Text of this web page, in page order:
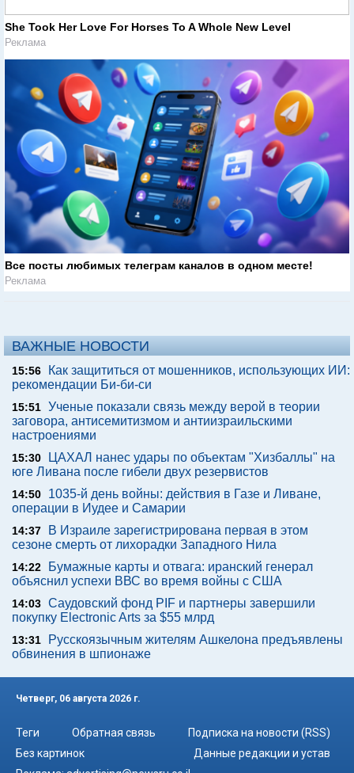
She Took Her Love For Horses To A Whole New Level
Реклама
Все посты любимых телеграм каналов в одном месте!
Реклама
ВАЖНЫЕ НОВОСТИ
15:56
Как защититься от мошенников, использующих ИИ:
рекомендации Би-би-си
15:51 Ученые показали связь между верой в теории
заговора, антисемитизмом и антиизраильскими
настроениями
15:30
ЦАХАЛ нанес удары по объектам "Хизбаллы" на
юге Ливана после гибели двух резервистов
14:50
1035-й день войны: действия в Газе и Ливане,
операции в Иудее и Самарии
14:37
В Израиле зарегистрирована первая в этом
сезоне смерть от лихорадки Западного Нила
14:22
Бумажные карты и отвага: иранский генерал
объяснил успехи ВВС во время войны с США
14:03 Саудовский фонд PIF и партнеры завершили
покупку Electronic Arts за $55 млрд
13:31
Русскоязычным жителям Ашкелона предъявлены
обвинения в шпионаже
Четверг, 06 августа 2026 г.
Теги Обратная связь
Подписка на новости (RSS)
Без картинок
Данные редакции и устав